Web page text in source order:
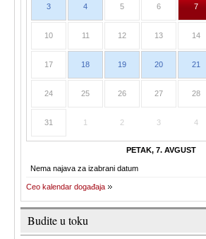
3 4 5 6 7
10 11 12 13 14
17 18 19 20 21
24 25 26 27 28
31 1 2 3 4
PETAK, 7. AVGUST
Nema najava za izabrani datum
Ceo kalendar događaja
Budite u toku